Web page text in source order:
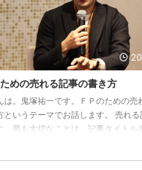
登録者が何人くらいからがいい？」
さん 鬼塚さん、金曜日のFP技能士
れ様でした。 「最速で独立する～」
いま ...
めの売れる記事の書き方
は。鬼塚祐一です。ＦＰのための売
というテーマでお話します。 売れ
、最も大切なことは、記事タイトル